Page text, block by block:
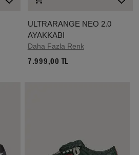
ULTRARANGE NEO 2.0
AYAKKABI
Daha Fazla Renk
7.999,00 TL